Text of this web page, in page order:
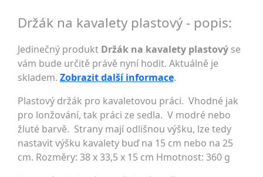
Držák na kavalety plastový - popis:
Jedinečný produkt Držák na kavalety plastový se
vám bude určitě právě nyní hodit. Aktuálně je
skladem. Zobrazit další informace.
Plastový držák pro kavaletovou práci. Vhodné jak
pro lonžování, tak práci ze sedla. V modré nebo
žluté barvě. Strany mají odlišnou výšku, lze tedy
nastavit výšku kavalety buď na 15 cm nebo na 25
cm. Rozměry: 38 x 33,5 x 15 cm Hmotnost: 360 g